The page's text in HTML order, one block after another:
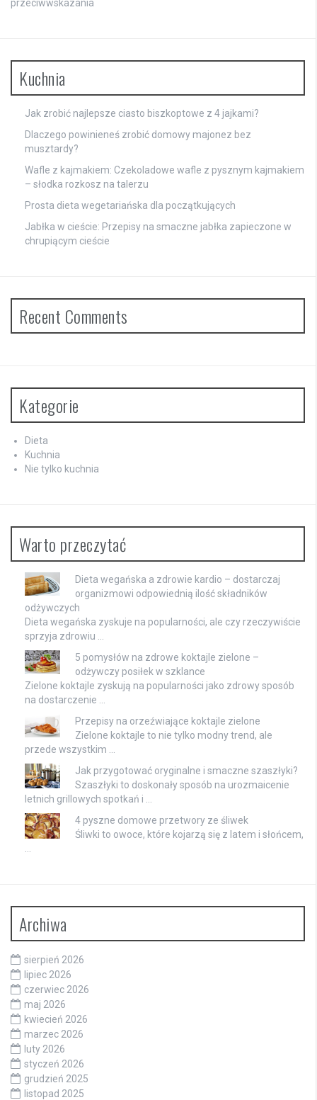
przeciwwskazania
Kuchnia
Jak zrobić najlepsze ciasto biszkoptowe z 4 jajkami?
Dlaczego powinieneś zrobić domowy majonez bez
musztardy?
Wafle z kajmakiem: Czekoladowe wafle z pysznym kajmakiem
– słodka rozkosz na talerzu
Prosta dieta wegetariańska dla początkujących
Jabłka w cieście: Przepisy na smaczne jabłka zapieczone w
chrupiącym cieście
Recent Comments
Kategorie
Dieta
Kuchnia
Nie tylko kuchnia
Warto przeczytać
Dieta wegańska a zdrowie kardio – dostarczaj
organizmowi odpowiednią ilość składników
odżywczych
Dieta wegańska zyskuje na popularności, ale czy rzeczywiście
sprzyja zdrowiu …
5 pomysłów na zdrowe koktajle zielone –
odżywczy posiłek w szklance
Zielone koktajle zyskują na popularności jako zdrowy sposób
na dostarczenie …
Przepisy na orzeźwiające koktajle zielone
Zielone koktajle to nie tylko modny trend, ale
przede wszystkim …
Jak przygotować oryginalne i smaczne szaszłyki?
Szaszłyki to doskonały sposób na urozmaicenie
letnich grillowych spotkań i …
4 pyszne domowe przetwory ze śliwek
Śliwki to owoce, które kojarzą się z latem i słońcem,
Archiwa
sierpień 2026
lipiec 2026
czerwiec 2026
maj 2026
kwiecień 2026
marzec 2026
luty 2026
styczeń 2026
grudzień 2025
listopad 2025